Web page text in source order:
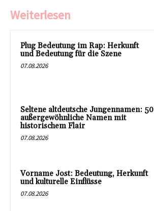
Weiterlesen
Plug Bedeutung im Rap: Herkunft
und Bedeutung für die Szene
07.08.2026
Seltene altdeutsche Jungennamen: 50
außergewöhnliche Namen mit
historischem Flair
07.08.2026
Vorname Jost: Bedeutung, Herkunft
und kulturelle Einflüsse
07.08.2026